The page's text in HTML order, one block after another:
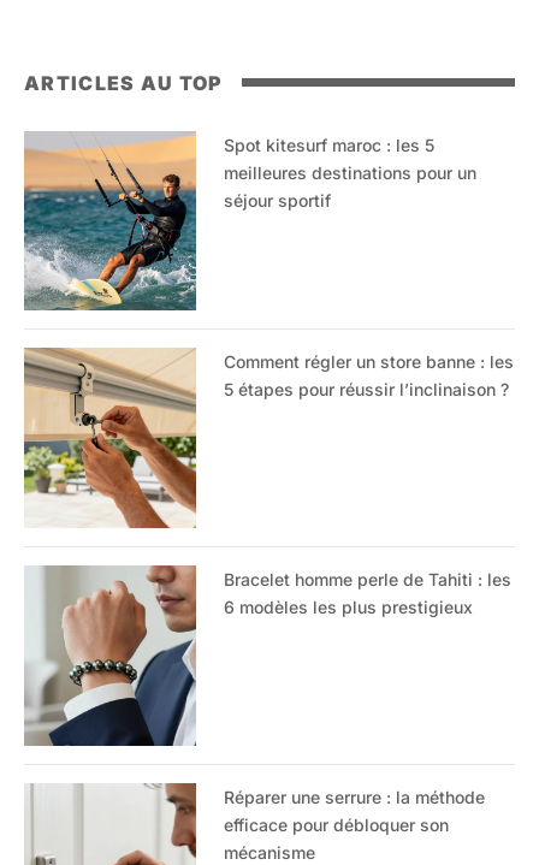
ARTICLES AU TOP
Spot kitesurf maroc : les 5
meilleures destinations pour un
séjour sportif
Comment régler un store banne : les
5 étapes pour réussir l’inclinaison ?
Bracelet homme perle de Tahiti : les
6 modèles les plus prestigieux
Réparer une serrure : la méthode
efficace pour débloquer son
mécanisme